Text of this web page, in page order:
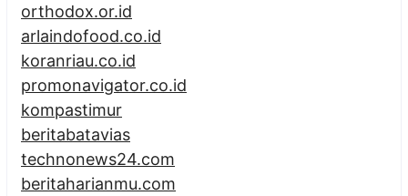
orthodox.or.id
arlaindofood.co.id
koranriau.co.id
promonavigator.co.id
kompastimur
beritabatavias
technonews24.com
beritaharianmu.com